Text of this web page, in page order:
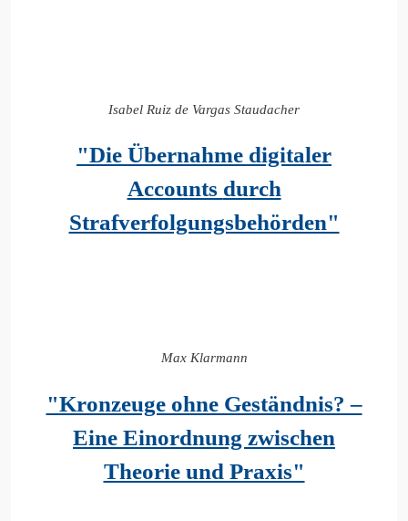
Isabel Ruiz de Vargas Staudacher
"Die Übernahme digitaler
Accounts durch
Strafverfolgungsbehörden"
Max Klarmann
"Kronzeuge ohne Geständnis? –
Eine Einordnung zwischen
Theorie und Praxis"